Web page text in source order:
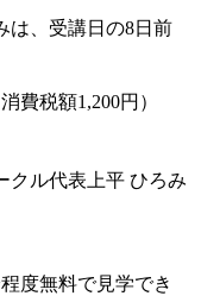
は、受講日の8日前
費税額1,200円）
クル代表 上平 ひろみ
度無料で見学でき